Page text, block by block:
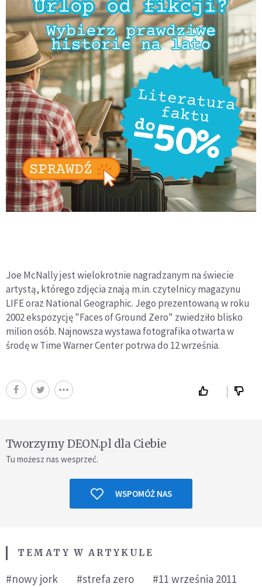
Joe McNally jest wielokrotnie nagradzanym na świecie
artystą, którego zdjęcia znają m.in. czytelnicy magazynu
LIFE oraz National Geographic. Jego prezentowaną w roku
2002 ekspozycję "Faces of Ground Zero" zwiedziło blisko
milion osób. Najnowsza wystawa fotografika otwarta w
środę w Time Warner Center potrwa do 12 września.
Tworzymy DEON.pl dla Ciebie
Tu możesz nas wesprzeć.
WSPOMÓŻ NAS
TEMATY W ARTYKULE
#nowy jork #strefa zero
#11 września 2011